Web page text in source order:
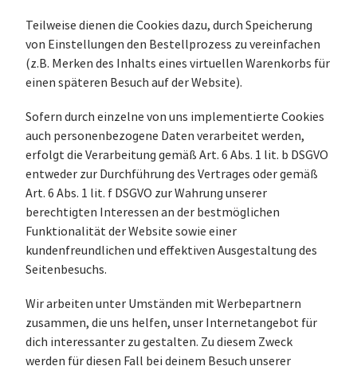
Teilweise dienen die Cookies dazu, durch Speicherung
von Einstellungen den Bestellprozess zu vereinfachen
(z.B. Merken des Inhalts eines virtuellen Warenkorbs für
einen späteren Besuch auf der Website).
Sofern durch einzelne von uns implementierte Cookies
auch personenbezogene Daten verarbeitet werden,
erfolgt die Verarbeitung gemäß Art. 6 Abs. 1 lit. b DSGVO
entweder zur Durchführung des Vertrages oder gemäß
Art. 6 Abs. 1 lit. f DSGVO zur Wahrung unserer
berechtigten Interessen an der bestmöglichen
Funktionalität der Website sowie einer
kundenfreundlichen und effektiven Ausgestaltung des
Seitenbesuchs.
Wir arbeiten unter Umständen mit Werbepartnern
zusammen, die uns helfen, unser Internetangebot für
dich interessanter zu gestalten. Zu diesem Zweck
werden für diesen Fall bei deinem Besuch unserer